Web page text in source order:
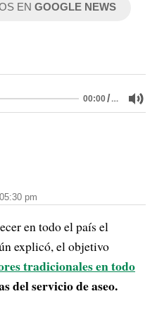
ENGOOGLE NEWS
00:00/…
pm
en todo el país el
explicó, el objetivo
tradicionales en todo
del servicio de aseo.